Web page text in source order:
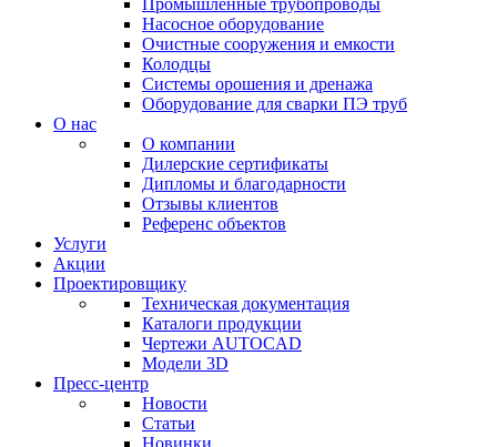
Промышленные трубопроводы
Насосное оборудование
Очистные сооружения и емкости
Колодцы
Системы орошения и дренажа
Оборудование для сварки ПЭ труб
О нас
О компании
Дилерские сертификаты
Дипломы и благодарности
Отзывы клиентов
Референс объектов
Услуги
Акции
Проектировщику
Техническая документация
Каталоги продукции
Чертежи AUTOCAD
Модели 3D
Пресс-центр
Новости
Статьи
Новинки